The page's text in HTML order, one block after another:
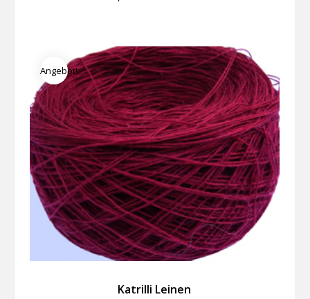
Angebot!
Katrilli Leinen